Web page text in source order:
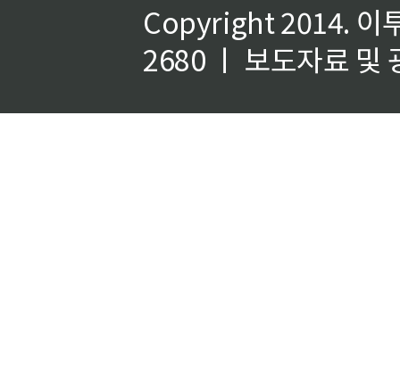
Copyright 2014. 이
2680 ㅣ 보도자료